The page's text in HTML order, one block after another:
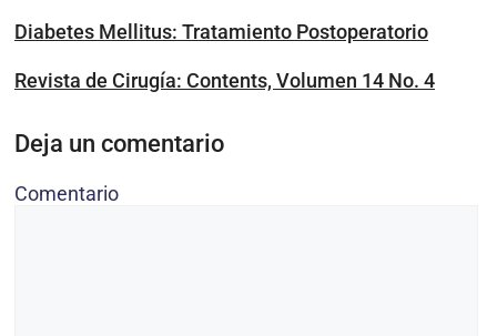
Diabetes Mellitus: Tratamiento Postoperatorio
Revista de Cirugía: Contents, Volumen 14 No. 4
Deja un comentario
Comentario